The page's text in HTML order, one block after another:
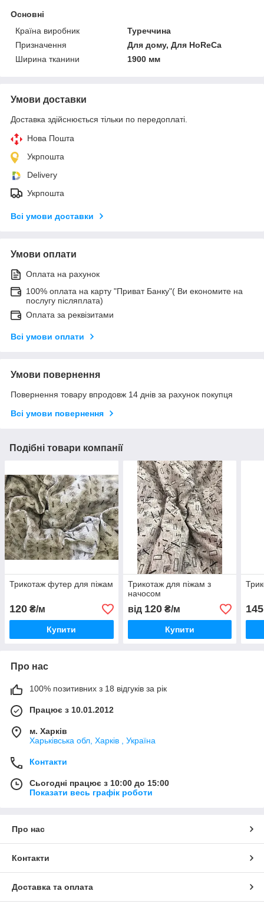
Основні
Країна виробник
Туреччина
Призначення
Для дому, Для HoReCa
Ширина тканини
1900 мм
Умови доставки
Доставка здійснюється тільки по передоплаті.
Нова Пошта
Укрпошта
Delivery
Укрпошта
Всі умови доставки
Умови оплати
Оплата на рахунок
100% оплата на карту "Приват Банку"( Ви економите на
послугу післяплата)
Оплата за реквізитами
Всі умови оплати
Умови повернення
Повернення товару впродовж 14 днів за рахунок покупця
Всі умови повернення
Подібні товари компанії
Трикотаж футер для піжам
120 ₴/м
Купити
Трикотаж для піжам з
начосом
від 120₴/м
Купити
145
Про нас
100% позитивних з 18 відгуків за рік
Працює з 10.01.2012
м. Харків
Харьківська обл, Харків , Україна
Контакти
Сьогодні працює з 10:00 до 15:00
Показати весь графік роботи
Про нас
Контакти
Доставка та оплата